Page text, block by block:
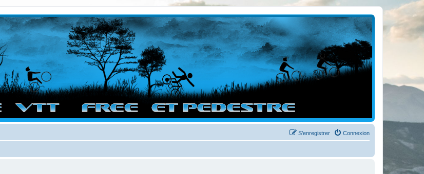
et bonnes randos dans l'Ouest !
Connexion
S’enregistrer